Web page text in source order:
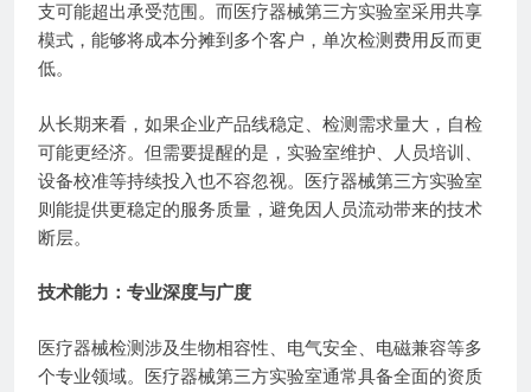
支可能超出承受范围。而医疗器械第三方实验室采用共享
模式，能够将成本分摊到多个客户，单次检测费用反而更
低。
从长期来看，如果企业产品线稳定、检测需求量大，自检
可能更经济。但需要提醒的是，实验室维护、人员培训、
设备校准等持续投入也不容忽视。医疗器械第三方实验室
则能提供更稳定的服务质量，避免因人员流动带来的技术
断层。
技术能力：专业深度与广度
医疗器械检测涉及生物相容性、电气安全、电磁兼容等多
个专业领域。医疗器械第三方实验室通常具备全面的资质